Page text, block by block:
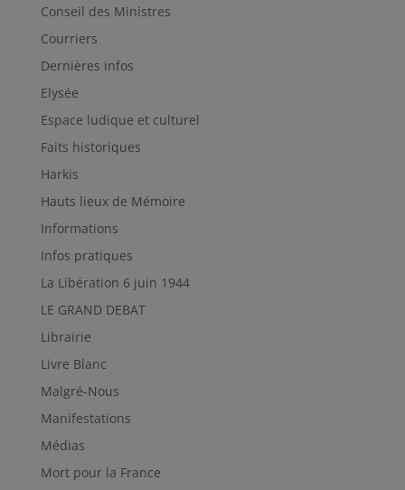
Conseil des Ministres
Courriers
Dernières infos
Elysée
Espace ludique et culturel
Faits historiques
Harkis
Hauts lieux de Mémoire
Informations
Infos pratiques
La Libération 6 juin 1944
LE GRAND DEBAT
Librairie
Livre Blanc
Malgré-Nous
Manifestations
Médias
Mort pour la France